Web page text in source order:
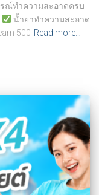
รณ์ทำความสะอาดครบ
น้ำยาทำความสะอาด
500 Read more…